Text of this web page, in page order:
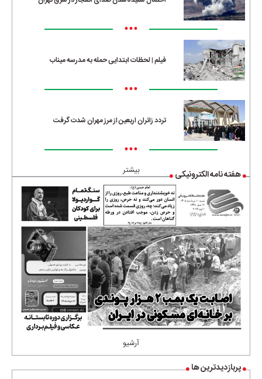
•••
فیلم | لحظات ابتدایی حمله به مدرسه میناب
•••
تردد زائران اربعین از مرز مهران شدت گرفت
•••
بیشتر هفته نامه الکترونیکی
آرشیو
پربازدیدترین ها